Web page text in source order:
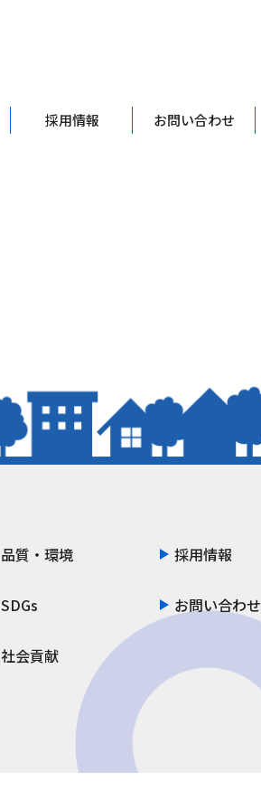
採用情報 お問い合わせ
品質・環境 採用情報
SDGs お問い合わせ
社会貢献